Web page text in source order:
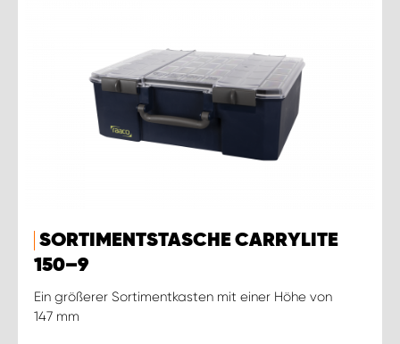
SORTIMENTSTASCHE CARRYLITE
150–9
Ein größerer Sortimentkasten mit einer Höhe von
147 mm